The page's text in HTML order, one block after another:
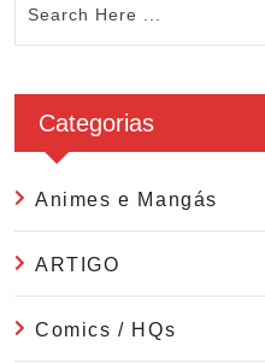
Categorias
Animes e Mangás
ARTIGO
Comics / HQs